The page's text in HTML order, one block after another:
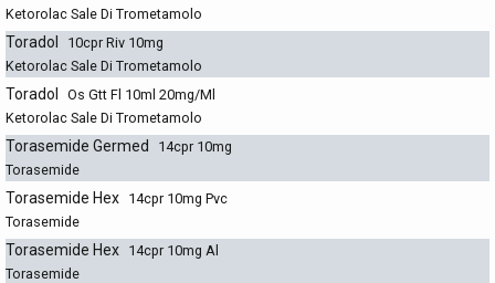
Ketorolac Sale Di Trometamolo
Toradol
10cpr Riv 10mg
Ketorolac Sale Di Trometamolo
Toradol
Os Gtt Fl 10ml 20mg/Ml
Ketorolac Sale Di Trometamolo
Torasemide Germed
14cpr 10mg
Torasemide
Torasemide Hex 14cpr 10mg Pvc
Torasemide
Torasemide Hex 14cpr 10mg Al
Torasemide